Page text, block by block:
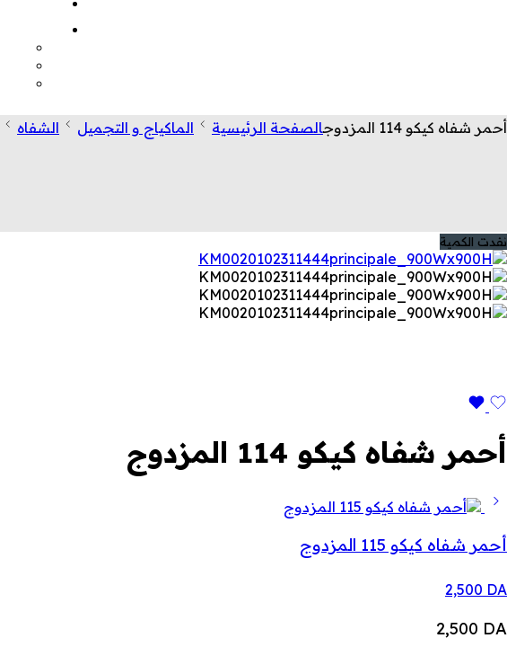
أحمر شفاه كيكو 114 المزدوج الصفحة الرئيسية الماكياج و التجميل الشفاه
نفدت الكمية
أحمر شفاه كيكو 114 المزدوج
أحمر شفاه كيكو 115 المزدوج
2,500 DA
2,500 DA